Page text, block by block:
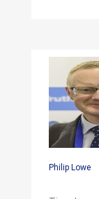
Philip Lowe